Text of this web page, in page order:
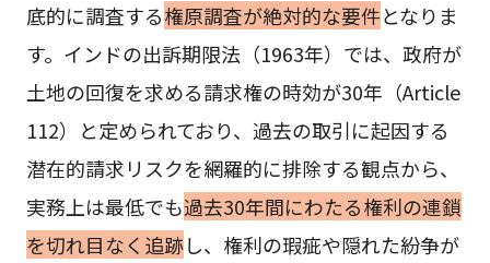
底的に調査する権原調査が絶対的な要件となりま
す。インドの出訴期限法（1963年）では、政府が
土地の回復を求める請求権の時効が30年（Article
112）と定められており、過去の取引に起因する
潜在的請求リスクを網羅的に排除する観点から、
実務上は最低でも過去30年間にわたる権利の連鎖
を切れ目なく追跡し、権利の瑕疵や隠れた紛争が